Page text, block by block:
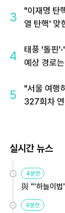
3
"이재명 탄
열 탄핵' 맞
4
태풍 '돌핀
예상 경로
5
"서울 여행
327회차
실시간 뉴스
4분전
與 "'하늘이법
9분전